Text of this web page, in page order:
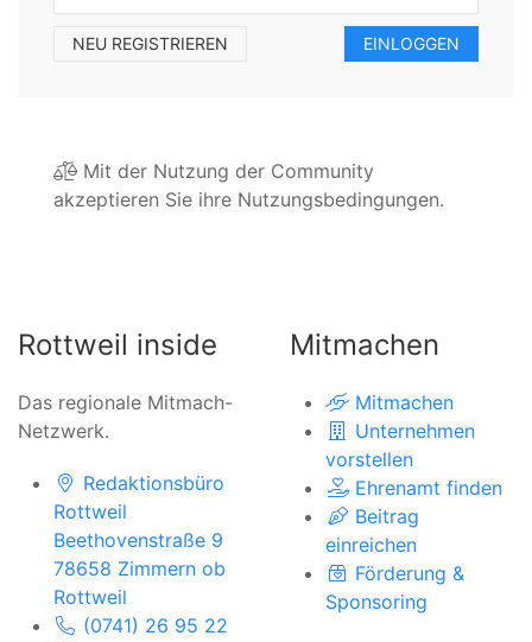
NEU REGISTRIEREN EINLOGGEN
Mit der Nutzung der Community
akzeptieren Sie ihre Nutzungsbedingungen.
Rottweil inside
Das regionale Mitmach-
Netzwerk.
Redaktionsbüro
Rottweil
Beethovenstraße 9
78658 Zimmern ob
Rottweil
(0741) 26 95 22
Mitmachen
Mitmachen
Unternehmen
vorstellen
Ehrenamt finden
Beitrag
einreichen
Förderung &
Sponsoring